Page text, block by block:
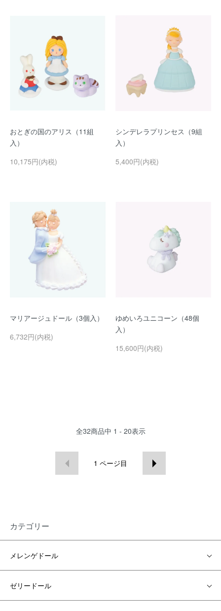
おとぎの国のアリス（11組
入）
10,175円(内税)
シンデレラプリンセス（9組
入）
5,400円(内税)
マリアージュドール（3個入）
6,732円(内税)
ゆめいろユニコーン（48個
入）
15,600円(内税)
全32商品中 1 - 20表示
1 ページ目
カテゴリー
メレンゲドール
ゼリードール